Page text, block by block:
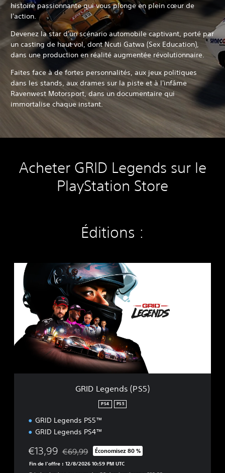
histoire passionnante qui vous plonge en plein cœur de
l'action.
Devenez la star d'un scénario automobile captivant, porté par
un casting de haut vol, dont Ncuti Gatwa (Sex Education),
dans une production en réalité augmentée révolutionnaire.
Faites face à de fortes personnalités, aux jeux politiques
dans les stands, aux drames sur la piste et à l'infâme
Ravenwest Motorsport, dans un documentaire qui
immortalise chaque instant.
Acheter GRID Legends sur le
PlayStation Store
Éditions :
n
(
GRID Legends (PS5)
PS4 PS5
GRID Legends PS5™
GRID Legends PS4™
€13,99 Remise par rapport au prix d'origine de €69,99
€69,99 Économisez 80 %
Fin de l'offre : 12/8/2026 10:59 PM UTC